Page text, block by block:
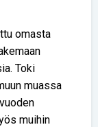
omasta
Toki
muassa
muihin